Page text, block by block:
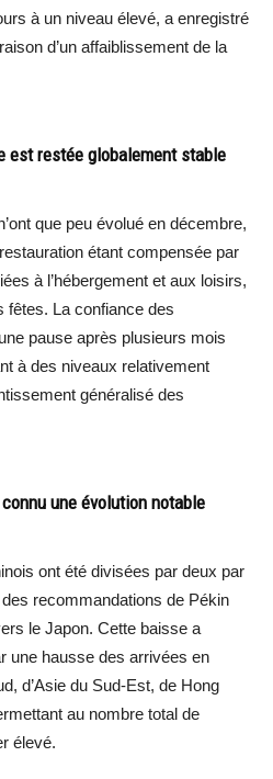
à un niveau élevé, a enregistré
d’un affaiblissement de la
est restée globalement stable
que peu évolué en décembre,
étant compensée par
à l’hébergement et aux loisirs,
fêtes. La confiance des
pause après plusieurs mois
à des niveaux relativement
généralisé des
une évolution notable
ont été divisées par deux par
recommandations de Pékin
le Japon. Cette baisse a
une hausse des arrivées en
d’Asie du Sud-Est, de Hong
au nombre total de
élevé.